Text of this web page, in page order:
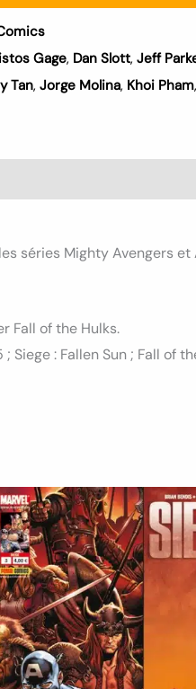
Gage, Dan Slott, Jeff
Tan, Jorge Molina, Khoi Pham,
séries Mighty Avengers
Fall of the Hulks.
: Fallen Sun ; Fall of